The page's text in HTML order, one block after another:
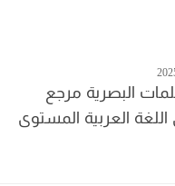
البصرية مرجع
العربية المستوى